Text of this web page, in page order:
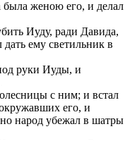
женою его, и делал
Иуду, ради Давида,
ему светильник в
руки Иуды, и
с ним; и встал
его, и
народ убежал в шатры